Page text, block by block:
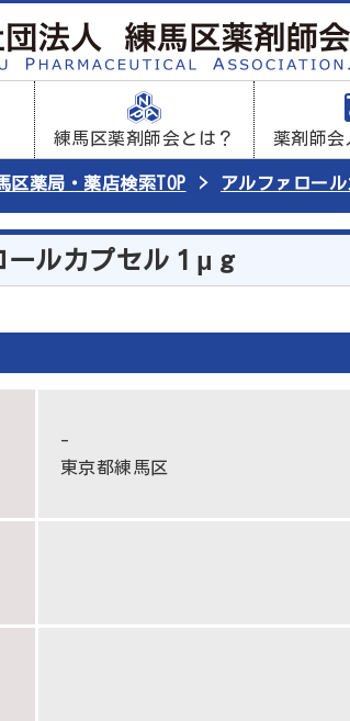
練馬区薬剤師会とは？ 薬剤師会
区薬局・薬店検索TOP アルファロー
ールカプセル１μｇ
-
東京都練馬区